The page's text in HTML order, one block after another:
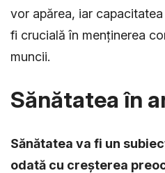
vor apărea, iar
fi crucială în menținerea
muncii.
Sănătatea în
Sănătatea va fi un
odată cu creșterea